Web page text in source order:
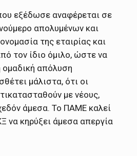
εξέδωσε αναφέρεται σε
απολυμένων και
της εταιρίας και
τον ίδιο όμιλο, ώστε να
ομαδική απόλυση
μάλιστα, ότι οι
με νέους,
άμεσα. Το ΠΑΜΕ καλεί
να κηρύξει άμεσα απεργία